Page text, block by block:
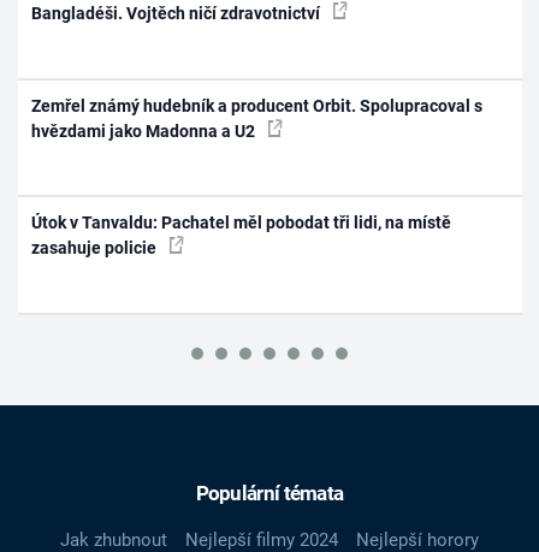
Bangladéši. Vojtěch ničí zdravotnictví
Zemřel známý hudebník a producent Orbit. Spolupracoval s
hvězdami jako Madonna a U2
Útok v Tanvaldu: Pachatel měl pobodat tři lidi, na místě
zasahuje policie
Populární témata
Jak zhubnout Nejlepší filmy 2024
Nejlepší horory